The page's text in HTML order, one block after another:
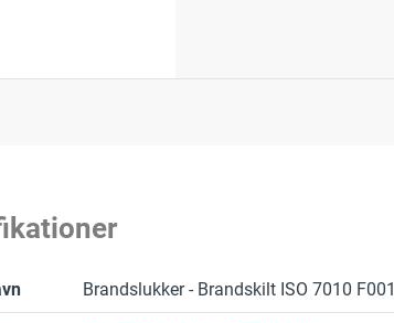
Brandslukker - Brandskilt ISO 7010 F001